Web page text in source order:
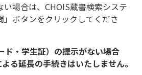
場合は、CHOIS蔵書検索システ
」ボタンをクリックしてくださ
・学生証）の提示がない場合
る延長の手続きはいたしません。